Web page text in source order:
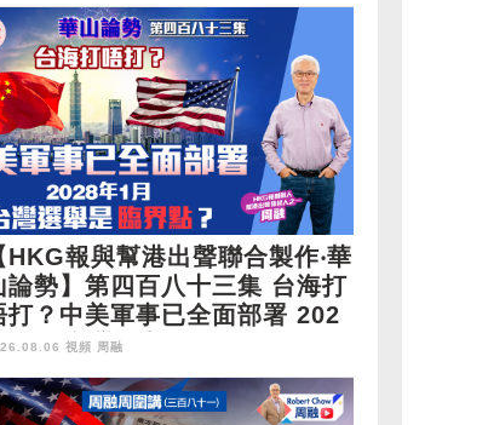
HKG報與幫港出聲聯合製作‧華
論勢】第四百八十三集 台海打
打？中美軍事已全面部署 202
1月台灣選舉是臨界點？
視頻 周融